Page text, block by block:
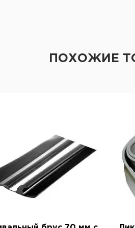
ПОХОЖИЕ